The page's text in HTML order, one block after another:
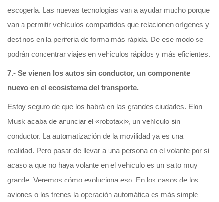
escogerla. Las nuevas tecnologías van a ayudar mucho porque
van a permitir vehículos compartidos que relacionen orígenes y
destinos en la periferia de forma más rápida. De ese modo se
podrán concentrar viajes en vehículos rápidos y más eficientes.
7.- Se vienen los autos sin conductor, un componente
nuevo en el ecosistema del transporte.
Estoy seguro de que los habrá en las grandes ciudades. Elon
Musk acaba de anunciar el «robotaxi», un vehículo sin
conductor. La automatización de la movilidad ya es una
realidad. Pero pasar de llevar a una persona en el volante por si
acaso a que no haya volante en el vehículo es un salto muy
grande. Veremos cómo evoluciona eso. En los casos de los
aviones o los trenes la operación automática es más simple